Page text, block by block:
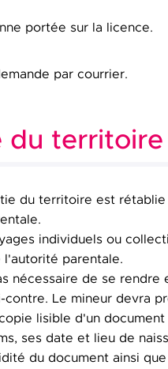
portée sur la licence.
par courrier.
du territoire
du territoire est
individuels ou
parentale.
nécessaire de se
Le mineur devra
lisible d'un
ses date et lieu de
du document ainsi